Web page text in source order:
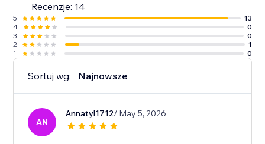
Recenzje: 14
5
13
4
0
3
0
2
1
1
0
Sortuj wg: Najnowsze
AN
Annatyl1712/ May 5, 2026